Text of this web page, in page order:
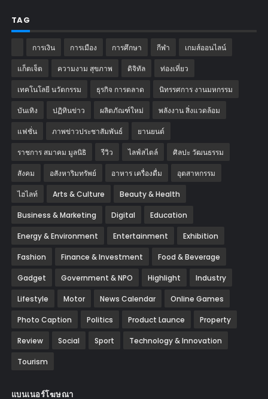
TAG
การเงิน การเมือง การศึกษา กีฬา เกมส์ออนไลน์
แก็ตเจ็ต ความงาม สุขภาพ ดิจิทัล ท่องเที่ยว
เทคโนโลยี นวัตกรรม ธุรกิจ การตลาด นิทรรศการ งานมหกรรม
บันเทิง ปฏิทินข่าว ผลิตภัณฑ์ใหม่ พลังงาน สิ่งแวดล้อม
แฟชั่น ภาพข่าวประชาสัมพันธ์ ‎ยานยนต์‎
ราชการ สมาคม มูลนิธิ รีวิว ไลฟ์สไตล์ ศิลปะ วัฒนธรรม
สังคม อสังหาริมทรัพย์ อาหาร เครื่องดื่ม อุตสาหกรรม
ไฮไลท์ Arts & Culture Beauty & Health
Business & Marketing Digital Education
Energy & Environment Entertainment Exhibition
Fashion Finance & Investment Food & Beverage
Gadget Government & NPO Highlight Industry
Lifestyle Motor News Calendar Online Games
Photo Caption Politics Product Launce Property
Review Social Sport Technology & Innovation
Tourism
แบนเนอร์โฆษณา